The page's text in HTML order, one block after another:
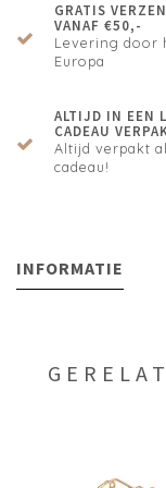
GRATIS
VANAF €50,-
Levering door
Europa
ALTIJD IN EEN
CADEAU
Altijd verpakt
cadeau!
INFORMATIE